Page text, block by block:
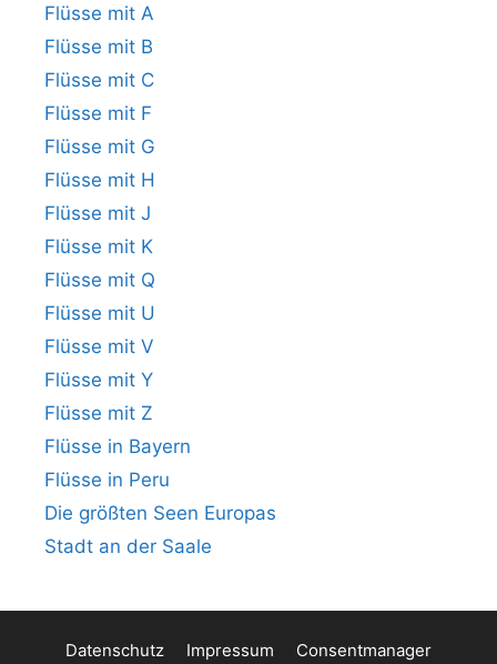
Flüsse mit A
Flüsse mit B
Flüsse mit C
Flüsse mit F
Flüsse mit G
Flüsse mit H
Flüsse mit J
Flüsse mit K
Flüsse mit Q
Flüsse mit U
Flüsse mit V
Flüsse mit Y
Flüsse mit Z
Flüsse in Bayern
Flüsse in Peru
Die größten Seen Europas
Stadt an der Saale
Datenschutz Impressum Consentmanager